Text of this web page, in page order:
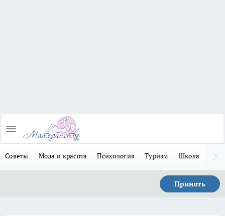
Советы Мода и красота Психология Туризм Школа
Принять